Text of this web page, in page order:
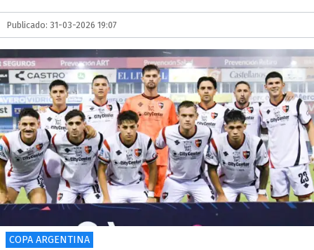
Publicado: 31-03-2026 19:07
COPA ARGENTINA